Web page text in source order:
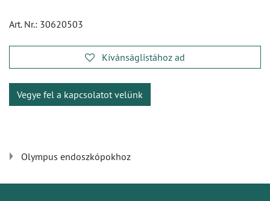
Art. Nr.: 30620503
Kívánságlistához ad
Vegye fel a kapcsolatot velünk
Olympus endoszkópokhoz